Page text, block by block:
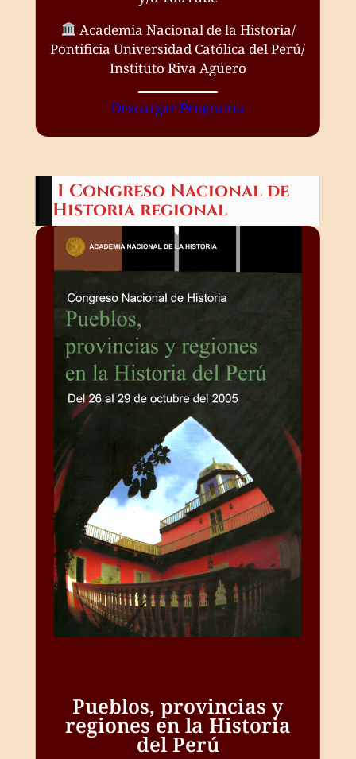
Academia Nacional de la Historia/
Pontificia Universidad Católica del Perú/
Instituto Riva Agüero
Descargar Programa
I Congreso Nacional de
Historia regional
Pueblos, provincias y
regiones en la Historia
del Perú